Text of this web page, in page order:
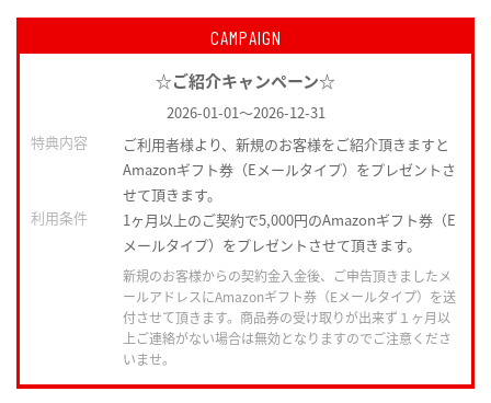
CAMPAIGN
☆ご紹介キャンペーン☆
2026-01-01～2026-12-31
特典内容
ご利用者様より、新規のお客様をご紹介頂きますと
Amazonギフト券（Eメールタイプ）をプレゼントさ
せて頂きます。
利用条件
1ヶ月以上のご契約で5,000円のAmazonギフト券（E
メールタイプ）をプレゼントさせて頂きます。
新規のお客様からの契約金入金後、ご申告頂きましたメ
ールアドレスにAmazonギフト券（Eメールタイプ）を送
付させて頂きます。商品券の受け取りが出来ず１ヶ月以
上ご連絡がない場合は無効となりますのでご注意くださ
いませ。